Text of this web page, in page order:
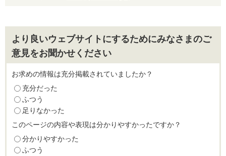
より良いウェブサイトにするためにみなさまのご
意見をお聞かせください
お求めの情報は充分掲載されていましたか？
充分だった
ふつう
足りなかった
このページの内容や表現は分かりやすかったですか？
分かりやすかった
ふつう